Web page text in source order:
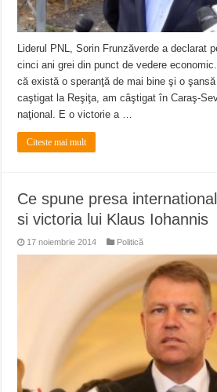
Liderul PNL, Sorin Frunzăverde a declarat
cinci ani grei din punct de vedere
că există o speranţă de mai bine şi o şansă
caştigat la Reşiţa, am câştigat în Caraş-
naţional. E o victorie a …
Citeste mai mult
Ce spune presa
si victoria lui Klaus Iohannis
17 noiembrie 2014 Politică